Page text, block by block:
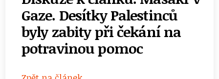
Gaze. Desítky Palestinců
byly zabity při čekání na
potravinou pomoc